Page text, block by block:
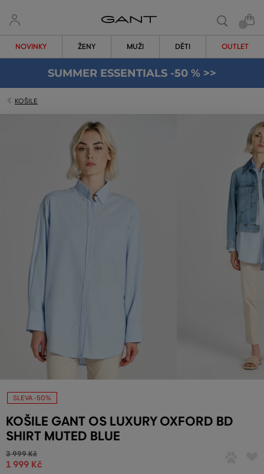
NOVINKY ŽENY MUŽI DĚTI OUTLET
SUMMER ESSENTIALS -50 % >>
KOŠILE
SLEVA -50%
KOŠILE GANT OS LUXURY OXFORD BD
SHIRT MUTED BLUE
3 999 Kč
1 999 Kč